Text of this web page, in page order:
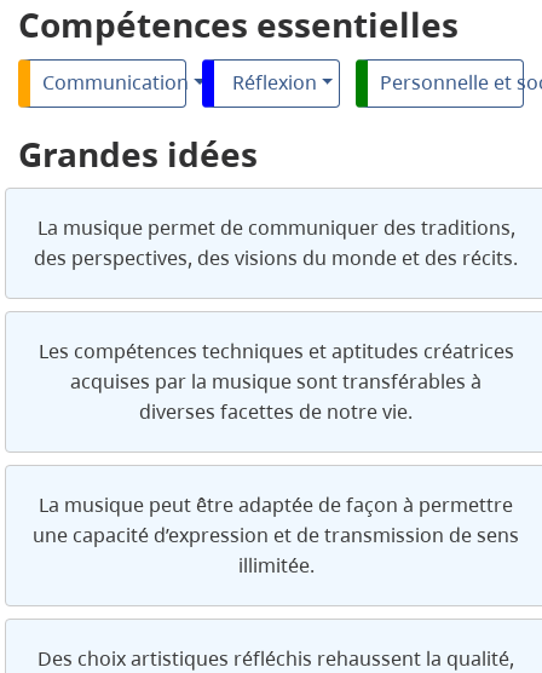
Compétences essentielles
Communication Réflexion Personnelle et
Grandes idées
La musique permet de communiquer des traditions,
des perspectives, des visions du monde et des récits.
Les compétences techniques et aptitudes créatrices
acquises par la musique sont transférables à
diverses facettes de notre vie.
La musique peut être adaptée de façon à permettre
une capacité d’expression et de transmission de sens
illimitée.
Des choix artistiques réfléchis rehaussent la qualité,